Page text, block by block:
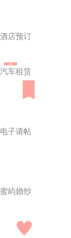
酒店预订
汽车租赁
电子请帖
蜜屿婚纱